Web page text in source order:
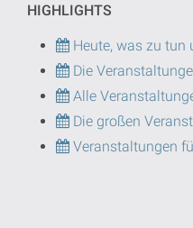
HIGHLIGHTS
Heute, was zu tun
Die
Alle
Die großen
Veranstaltungen